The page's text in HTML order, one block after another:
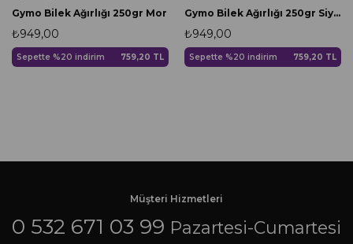
Gymo Bilek Ağırlığı 250gr Mor
₺949,00
Sepette %20 indirim 759,20 TL
Gymo Bilek Ağırlığı 250gr Siyah
₺949,00
Sepette %20 indirim 759,20 TL
Müşteri Hizmetleri
0 532 671 03 99 Pazartesi-Cumartesi